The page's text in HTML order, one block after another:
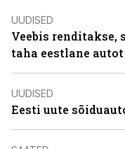
UUDISED
Veebis renditakse,
taha eestlane
UUDISED
Eesti uute